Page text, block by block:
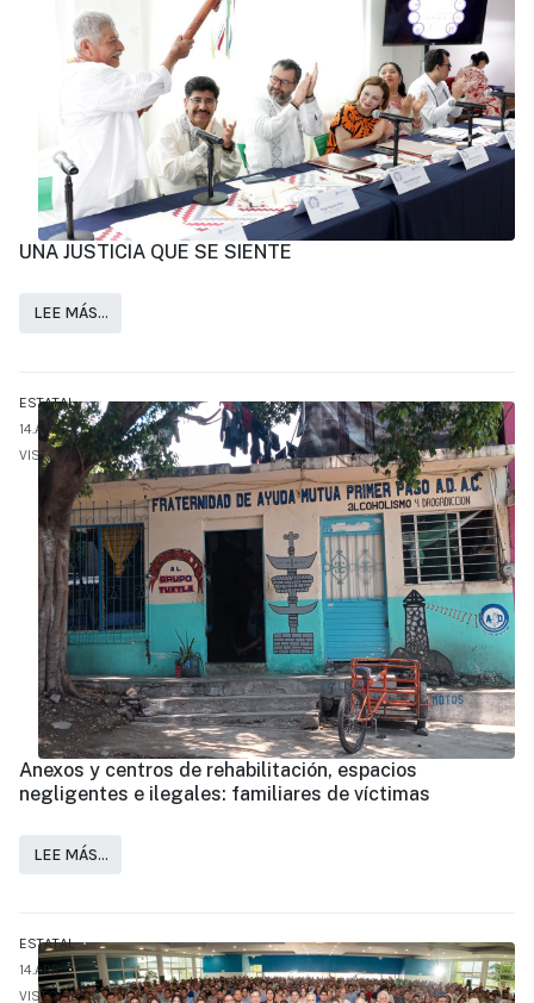
UNA JUSTICIA QUE SE SIENTE
LEE MÁS…
ESTATAL
14.ABR
VISTO: 1470
Anexos y centros de rehabilitación, espacios
negligentes e ilegales: familiares de víctimas
LEE MÁS…
ESTATAL
14.ABR
VISTO: 1255